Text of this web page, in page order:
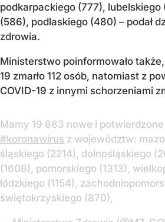
podkarpackiego (777), lubelskiego
(586), podlaskiego (480) – podał
zdrowia.
Ministerstwo poinformowało
19 zmarło 112 osób, natomiast z
COVID-19 z innymi schorzeniami
Mamy 19 883 nowe i
#koronawirus z województw:
śląskiego (2214), dolnośląskiego
(1608), pomorskiego (1313),
łódzkiego (1154),
świętokrzyskiego (870),